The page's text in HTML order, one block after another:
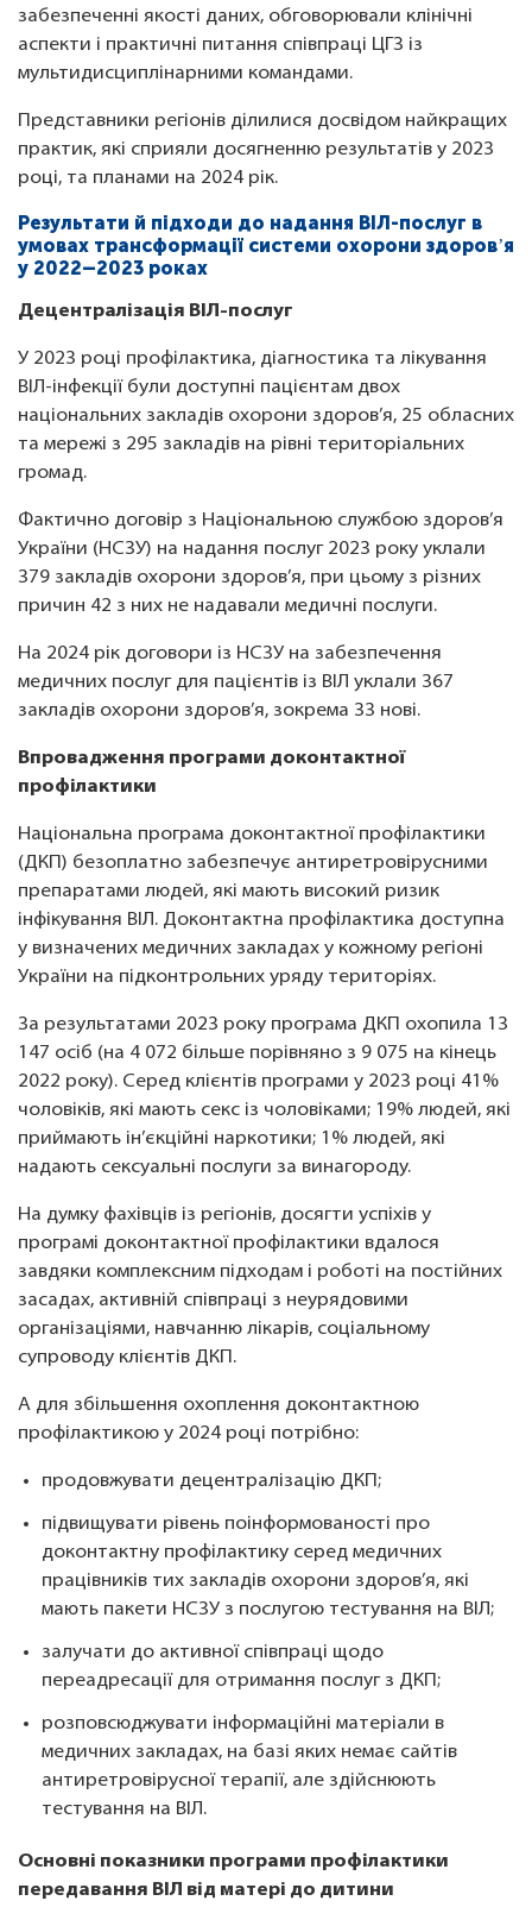
забезпеченні якості даних, обговорювали клінічні
аспекти і практичні питання співпраці ЦГЗ із
мультидисциплінарними командами.
Представники регіонів ділилися досвідом найкращих
практик, які сприяли досягненню результатів у 2023
році, та планами на 2024 рік.
Результати й підходи до надання ВІЛ-послуг в
умовах трансформації системи охорони здоровʼя
у 2022–2023 роках
Децентралізація ВІЛ-послуг
У 2023 році профілактика, діагностика та лікування
ВІЛ-інфекції були доступні пацієнтам двох
національних закладів охорони здоров’я, 25 обласних
та мережі з 295 закладів на рівні територіальних
громад.
Фактично договір з Національною службою здоров’я
України (НСЗУ) на надання послуг 2023 року уклали
379 закладів охорони здоров’я, при цьому з різних
причин 42 з них не надавали медичні послуги.
На 2024 рік договори із НСЗУ на забезпечення
медичних послуг для пацієнтів із ВІЛ уклали 367
закладів охорони здоров’я, зокрема 33 нові.
Впровадження програми доконтактної
профілактики
Національна програма доконтактної профілактики
(ДКП) безоплатно забезпечує антиретровірусними
препаратами людей, які мають високий ризик
інфікування ВІЛ. Доконтактна профілактика доступна
у визначених медичних закладах у кожному регіоні
України на підконтрольних уряду територіях.
За результатами 2023 року програма ДКП охопила 13
147 осіб (на 4 072 більше порівняно з 9 075 на кінець
2022 року). Серед клієнтів програми у 2023 році 41%
чоловіків, які мають секс із чоловіками; 19% людей, які
приймають ін’єкційні наркотики; 1% людей, які
надають сексуальні послуги за винагороду.
На думку фахівців із регіонів, досягти успіхів у
програмі доконтактної профілактики вдалося
завдяки комплексним підходам і роботі на постійних
засадах, активній співпраці з неурядовими
організаціями, навчанню лікарів, соціальному
супроводу клієнтів ДКП.
А для збільшення охоплення доконтактною
профілактикою у 2024 році потрібно:
продовжувати децентралізацію ДКП;
підвищувати рівень поінформованості про
доконтактну профілактику серед медичних
працівників тих закладів охорони здоров’я, які
мають пакети НСЗУ з послугою тестування на ВІЛ;
залучати до активної співпраці щодо
переадресації для отримання послуг з ДКП;
розповсюджувати інформаційні матеріали в
медичних закладах, на базі яких немає сайтів
антиретровірусної терапії, але здійснюють
тестування на ВІЛ.
Основні показники програми профілактики
передавання ВІЛ від матері до дитини